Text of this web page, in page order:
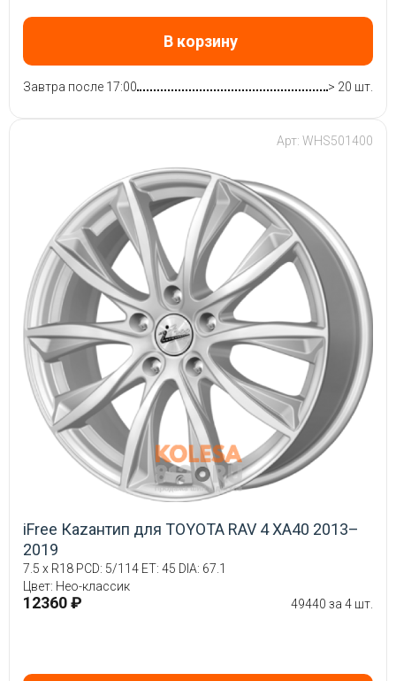
В корзину
Завтра после 17:00 > 20 шт.
Арт: WHS501400
iFree Кazaнтип для TOYOTA RAV 4 XA40 2013–
2019
7.5 x R18 PCD: 5/114 ET: 45 DIA: 67.1
Цвет: Нео-классик
12360 ₽ 49440 за 4 шт.